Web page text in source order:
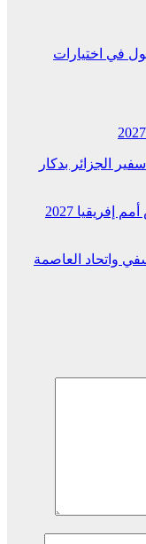
في اختيارات
الجزائر بدكار
الكاف يدرس نقل كأس أمم إفريقيا 2027
واتحاد العاصمة